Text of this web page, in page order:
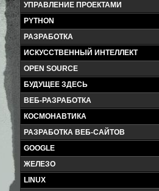
УПРАВЛЕНИЕ ПРОЕКТАМИ
PYTHON
РАЗРАБОТКА
ИСКУССТВЕННЫЙ ИНТЕЛЛЕКТ
OPEN SOURCE
БУДУЩЕЕ ЗДЕСЬ
ВЕБ-РАЗРАБОТКА
КОСМОНАВТИКА
РАЗРАБОТКА ВЕБ-САЙТОВ
GOOGLE
ЖЕЛЕЗО
LINUX